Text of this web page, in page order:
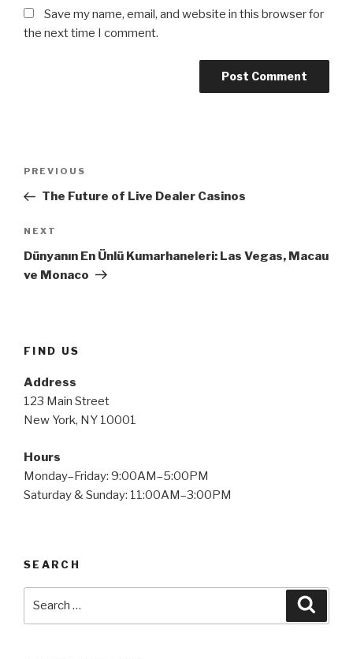
Save my name, email, and website in this browser for
the next time I comment.
Previous
Post
PREVIOUS
The Future of Live Dealer Casinos
Next
Post
NEXT
Dünyanın En Ünlü Kumarhaneleri: Las Vegas, Macau
ve Monaco
FIND US
Address
123 Main Street
New York, NY 10001
Hours
Monday–Friday: 9:00AM–5:00PM
Saturday & Sunday: 11:00AM–3:00PM
SEARCH